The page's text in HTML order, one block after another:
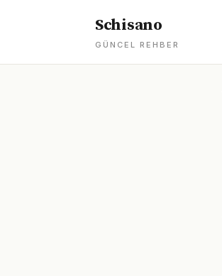
Schisano
GÜNCEL REHBER